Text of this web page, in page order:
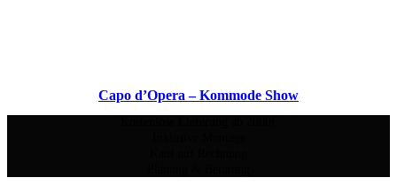
Capo d’Opera – Kommode Show